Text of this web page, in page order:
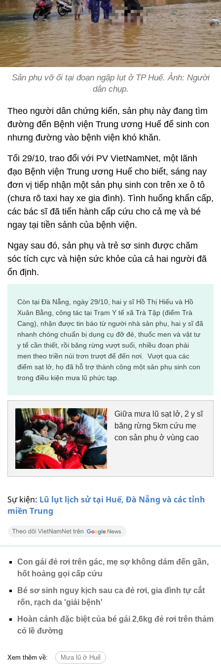
Sự kiện: Lũ lụt lịch sử tại Huế, Đà Nẵng và các tỉnh
miền Trung
Sản phụ vỡ ối tại đoạn ngập lụt ở TP Huế. Ảnh: Người
dân chụp.
Theo người dân chứng kiến, sản phụ này đang tìm
đường đến Bệnh viện Trung ương Huế để sinh con
nhưng đường vào bệnh viện khó khăn.
Tối 29/10, trao đổi với PV VietNamNet, một lãnh
đạo Bệnh viện Trung ương Huế cho biết, sáng nay
đơn vị tiếp nhận một sản phụ sinh con trên xe ô tô
(chưa rõ taxi hay xe gia đình). Tình huống khẩn cấp,
các bác sĩ đã tiến hành cấp cứu cho cả mẹ và bé
ngay tại tiền sảnh của bệnh viện.
Ngay sau đó, sản phụ và trẻ sơ sinh được chăm
sóc tích cực và hiện sức khỏe của cả hai người đã
ổn định.
Còn tại Đà Nẵng, ngày 29/10, hai y sĩ Hồ Thị Hiếu và Hồ
Xuân Bằng, công tác tại Trạm Y tế xã Trà Tập (điểm Trà
Cang), nhận được tin báo từ người nhà sản phụ, hai y sĩ đã
nhanh chóng chuẩn bị dụng cụ đỡ đẻ, thuốc men và vật tư
y tế cần thiết, rồi băng rừng vượt suối, nhiều đoạn phải
men theo triền núi trơn trượt để đến nơi. Vượt qua các
điểm sạt lở, họ đã hỗ trợ thành công một sản phụ sinh con
trong điều kiện mưa lũ phức tạp.
Giữa mưa lũ sạt lở, 2 y sĩ
băng rừng 5km cứu mẹ
con sản phụ ở vùng cao
Con gái đẻ rơi trên gác, mẹ sợ không dám đến gần,
hốt hoảng gọi cấp cứu
Bé sơ sinh nguy kịch sau ca đẻ rơi, gia đình tự cắt
rốn, rạch da 'giải bệnh'
Hoàn cảnh đặc biệt của bé gái 2,6kg đẻ rơi trên thảm
cỏ lề đường
Xem thêm về: Mưa lũ ở Huế